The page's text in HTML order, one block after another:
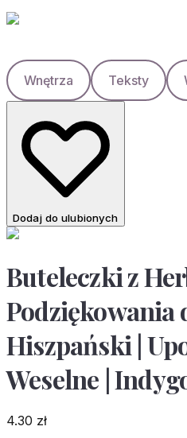
Wnętrza Teksty
Dodaj do ulubionych
Buteleczki z
Podziękowania
Hiszpański |
Weselne |
4.30 zł